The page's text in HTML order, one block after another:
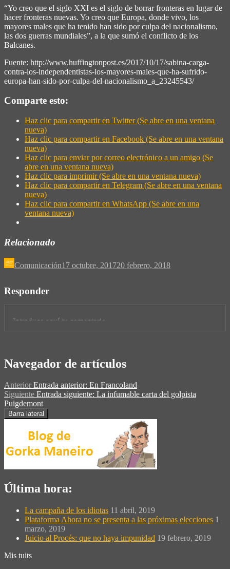
“Yo creo que el siglo XXI es el siglo de borrar fronteras en lugar de
hacer fronteras nuevas. Yo creo que Europa, donde vivo, los
mayores males que ha tenido han sido por culpa del nacionalismo,
las dos guerras mundiales”, a la que sumó el conflicto de los
Balcanes.
Fuente: http://www.huffingtonpost.es/2017/10/17/sabina-carga-
contra-los-independentistas-los-mayores-males-que-ha-sufrido-
europa-han-sido-por-culpa-del-nacionalismo_a_23245543/
Comparte esto:
Haz clic para compartir en Twitter (Se abre en una ventana
nueva)
Haz clic para compartir en Facebook (Se abre en una ventana
nueva)
Haz clic para enviar por correo electrónico a un amigo (Se
abre en una ventana nueva)
Haz clic para imprimir (Se abre en una ventana nueva)
Haz clic para compartir en Telegram (Se abre en una ventana
nueva)
Haz clic para compartir en WhatsApp (Se abre en una
ventana nueva)
Relacionado
Comunicación17 octubre, 201720 febrero, 2018
Responder
Navegador de artículos
Anterior Entrada anterior: En Francoland
Siguiente Entrada siguiente: La infumable carta del golpista
Puigdemont
Barra lateral
Última hora:
La campaña de los idiotas 11 abril, 2019
Plataforma Ahora no se presenta a las próximas elecciones 1
marzo, 2019
Juicio al Procés: que no haya impunidad 19 febrero, 2019
Mis tuits